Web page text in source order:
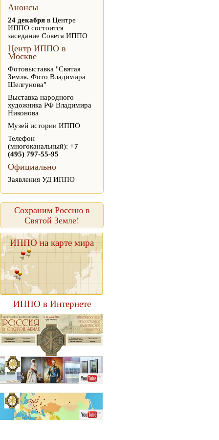
Анонсы
24 декабря в Центре
ИППО состоится
заседание Совета ИППО
Центр ИППО в
Москве
Фотовыставка "Святая
Земля. Фото Владимира
Шелгунова"
Выставка народного
художника РФ Владимира
Никонова
Музей истории ИППО
Телефон
(многоканальный): +7
(495) 797-55-95
Официально
Заявления УД ИППО
Сохраним Россию в
Святой Земле!
ИППО на карте мира
ИППО в Интернете